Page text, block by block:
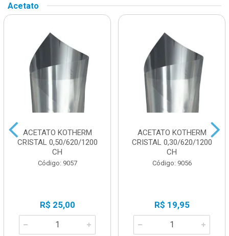
Acetato
ACETATO KOTHERM
CRISTAL 0,50/620/1200
CH
Código: 9057
R$ 25,00
ACETATO KOTHERM
CRISTAL 0,30/620/1200
CH
Código: 9056
R$ 19,95